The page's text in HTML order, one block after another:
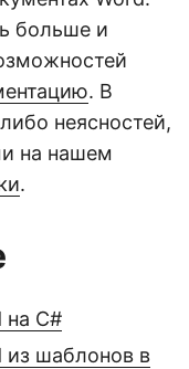
больше и
. В
неясностей,
на нашем
.
на C#
из шаблонов в